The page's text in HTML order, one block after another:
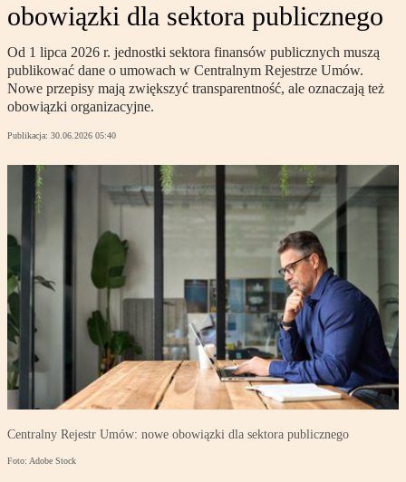
obowiązki dla sektora publicznego
Od 1 lipca 2026 r. jednostki sektora finansów publicznych muszą
publikować dane o umowach w Centralnym Rejestrze Umów.
Nowe przepisy mają zwiększyć transparentność, ale oznaczają też
obowiązki organizacyjne.
Publikacja: 30.06.2026 05:40
Centralny Rejestr Umów: nowe obowiązki dla sektora publicznego
Foto: Adobe Stock